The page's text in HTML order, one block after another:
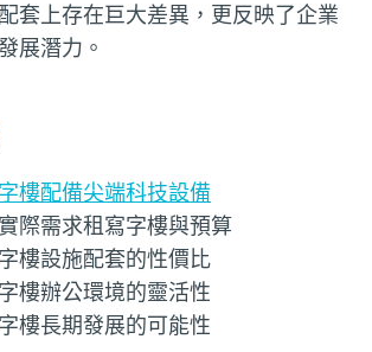
套上存在巨大差異，更反映了企業
展潛力。
樓配備尖端科技設備
際需求租寫字樓與預算
樓設施配套的性價比
樓辦公環境的靈活性
樓長期發展的可能性